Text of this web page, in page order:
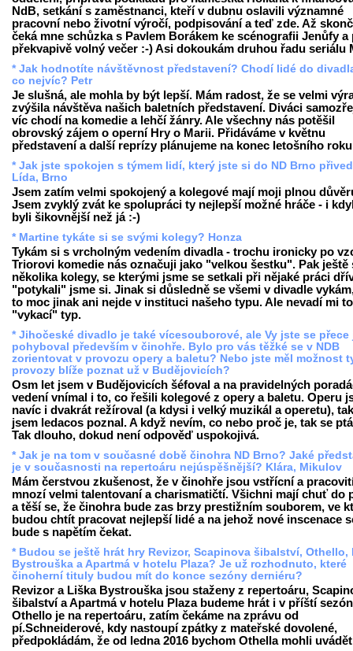
NdB, setkání s zaměstnanci, kteří v dubnu oslavili významné
pracovní nebo životní výročí, podpisování a teď zde. Až
čeká mne schůzka s Pavlem Borákem ke scénografii Jenůfy a
překvapivě volný večer :-) Asi dokoukám druhou řadu seriálu
* Jak hodnotíte návštěvnost představení? Chodí lidé do
co nejvíc? Petr
Je slušná, ale mohla by být lepší. Mám radost, že se velmi
zvýšila návštěva našich baletních představení. Diváci
víc chodí na komedie a lehčí žánry. Ale všechny nás potěšil
obrovský zájem o operní Hry o Marii. Přidáváme v květnu
představení a další reprízy plánujeme na konec letošního roku
* Jak jste spokojen s týmem lidí, který jste si do ND Brno
Lída, Brno
Jsem zatím velmi spokojený a kolegové mají moji plnou
Jsem zvyklý zvát ke spolupráci ty nejlepší možné hráče - i
byli šikovnější než já :-)
* Martine tykáte si se svými kolegy? Honza
Tykám si s vrcholným vedením divadla - trochu ironicky po
Triorovi komedie nás označuji jako "velkou šestku". Pak ještě
několika kolegy, se kterými jsme se setkali při nějaké práci
"potykali" jsme si. Jinak si důsledně se všemi v divadle
to moc jinak ani nejde v instituci našeho typu. Ale nevadí mi
"vykací" typ.
* Jihočeské divadlo je také vícesouborové, ale Vy jste se přece
pohyboval především v činohře. Bylo pro vás těžké se v NDB
zorientovat v provozu opery a baletu? Nebo jste měl možnost
provozy blíže poznat už v Budějovicích?
Osm let jsem v Budějovicích šéfoval a na pravidelných
vedení vnímal i to, co řešili kolegové z opery a baletu. Operu
navíc i dvakrát režíroval (a kdysi i velký muzikál a operetu),
jsem ledacos poznal. A když nevím, co nebo proč je, tak se
Tak dlouho, dokud není odpověď uspokojivá.
* Jak je na tom v současné době činohra ND Brno? Jaké
je v současnosti na repertoáru nejúspěšnější? Klára, Mikulov
Mám čerstvou zkušenost, že v činohře jsou vstřícní a
mnozí velmi talentovaní a charismatičtí. Všichni mají chuť do
a těší se, že činohra bude zas brzy prestižním souborem, ve
budou chtít pracovat nejlepší lidé a na jehož nové inscenace
bude s napětím čekat.
* Budou se ještě hrát hry Revizor, Scapinova šibalství, Othello,
Bystrouška a Apartmá v hotelu Plaza? Je už rozhodnuto, které
činoherní tituly budou mít do konce sezóny derniéru?
Revizor a Liška Bystrouška jsou staženy z repertoáru,
šibalství a Apartmá v hotelu Plaza budeme hrát i v příští
Othello je na repertoáru, zatím čekáme na zprávu od
pí.Schneiderové, kdy nastoupí zpátky z mateřské dovolené,
předpokládám, že od ledna 2016 bychom Othella mohli